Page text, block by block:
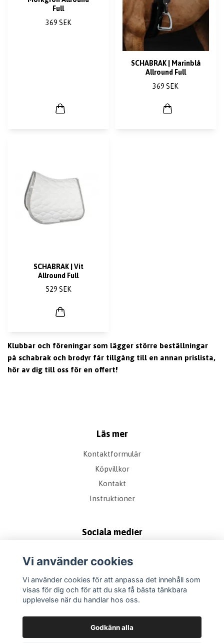
Full
369 SEK
SCHABRAK | Marinblå
Allround Full
369 SEK
SCHABRAK | Vit
Allround Full
529 SEK
Klubbar och föreningar som lägger större beställningar
på schabrak och brodyr får tillgång till en annan prislista,
hör av dig till oss för en offert!
Läs mer
Kontaktformulär
Köpvillkor
Kontakt
Instruktioner
Sociala medier
Vi använder cookies
Vi använder cookies för att anpassa det innehåll som
visas för dig och för att du ska få bästa tänkbara
upplevelse när du handlar hos oss.
Godkänn alla